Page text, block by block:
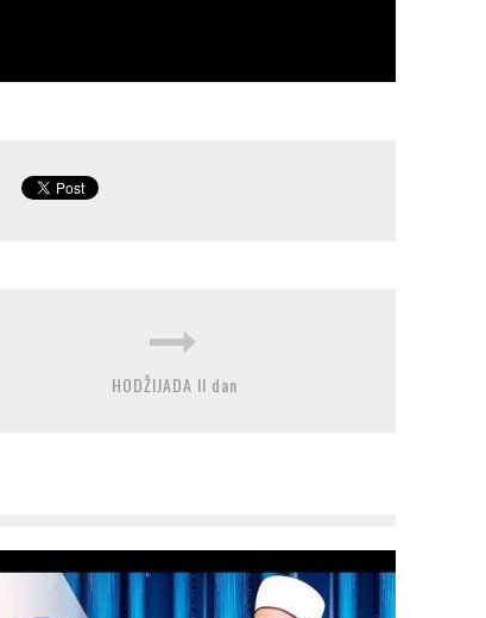
HODŽIJADA II dan